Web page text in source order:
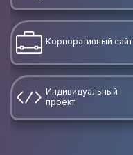
Корпоративный сайт
Индивидуальный
проект